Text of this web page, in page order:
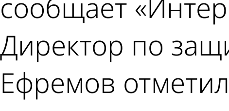
Директор по
Ефремов